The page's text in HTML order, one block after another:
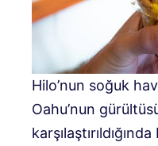
Hilo’nun soğuk
Oahu’nun